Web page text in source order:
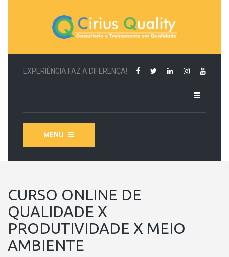
EXPERIÊNCIA FAZ A DIFERENÇA!
MENU
CURSO ONLINE DE
QUALIDADE X
PRODUTIVIDADE X MEIO
AMBIENTE